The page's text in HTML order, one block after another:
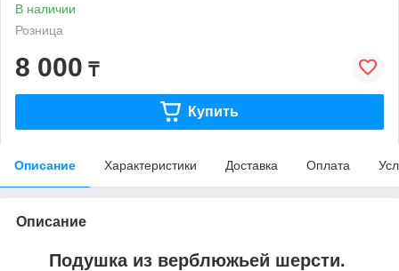
В наличии
Розница
8 000 ₸
Купить
Описание Характеристики Доставка Оплата
Описание
Подушка из верблюжьей шерсти.